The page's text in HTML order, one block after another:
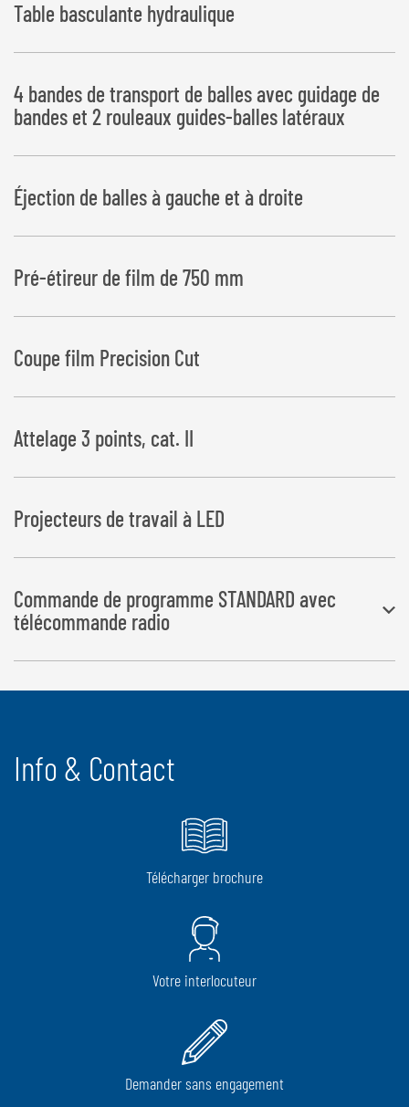
Table basculante hydraulique
4 bandes de transport de balles avec guidage de
bandes et 2 rouleaux guides-balles latéraux
Éjection de balles à gauche et à droite
Pré-étireur de film de 750 mm
Coupe film Precision Cut
Attelage 3 points, cat. II
Projecteurs de travail à LED
Commande de programme STANDARD avec
télécommande radio
Les opérations d’enrubannage et de coupe de film se font
Info & Contact
Télécharger brochure
Votre interlocuteur
Demander sans engagement